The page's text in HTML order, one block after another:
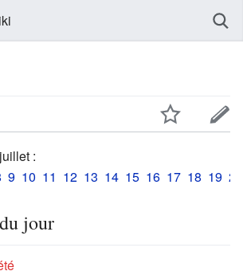
:
9 10 11 12 13 14 15 16 17 18 19 20
jour